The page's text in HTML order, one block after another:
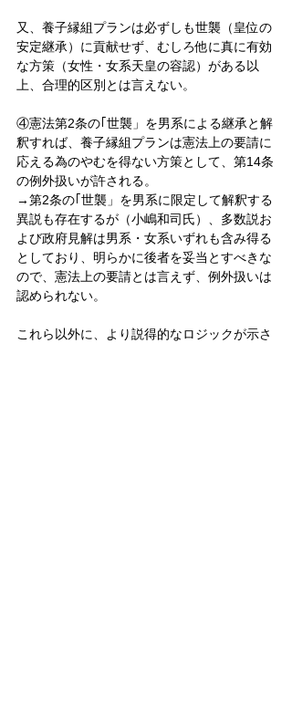
又、養子縁組プランは必ずしも世襲（皇位の
安定継承）に貢献せず、むしろ他に真に有効
な方策（女性・女系天皇の容認）がある以
上、合理的区別とは言えない。
④憲法第2条の｢世襲」を男系による継承と解
釈すれば、養子縁組プランは憲法上の要請に
応える為のやむを得ない方策として、第14条
の例外扱いが許される。
→第2条の｢世襲」を男系に限定して解釈する
異説も存在するが（小嶋和司氏）、多数説お
よび政府見解は男系・女系いずれも含み得る
としており、明らかに後者を妥当とすべきな
ので、憲法上の要請とは言えず、例外扱いは
認められない。
これら以外に、より説得的なロジックが示さ